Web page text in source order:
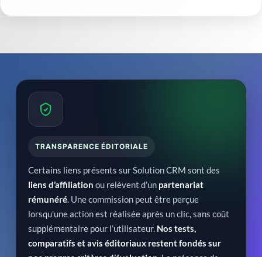
TRANSPARENCE ÉDITORIALE
Certains liens présents sur Solution CRM sont des
liens d’affiliation ou relèvent d’un partenariat
rémunéré. Une commission peut être perçue
lorsqu’une action est réalisée après un clic, sans coût
supplémentaire pour l’utilisateur. Nos tests,
comparatifs et avis éditoriaux restent fondés sur